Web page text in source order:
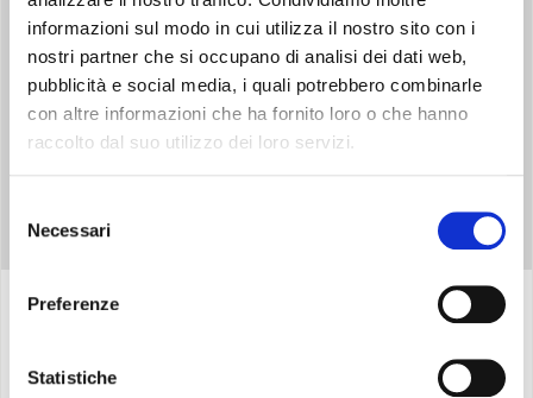
informazioni sul modo in cui utilizza il nostro sito con i
nostri partner che si occupano di analisi dei dati web,
pubblicità e social media, i quali potrebbero combinarle
con altre informazioni che ha fornito loro o che hanno
raccolto dal suo utilizzo dei loro servizi.
delNecessari
Preferenze
Statistiche
DATI EUROVENT